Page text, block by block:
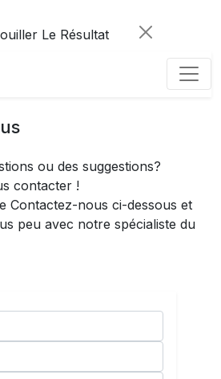
Le Résultat
ou des suggestions?
contacter !
Contactez-nous ci-dessous et
peu avec notre spécialiste du